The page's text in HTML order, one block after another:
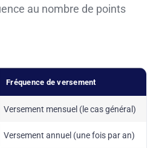
au nombre de points
Fréquence de versement
Versement mensuel (le cas général)
Versement annuel (une fois par an)